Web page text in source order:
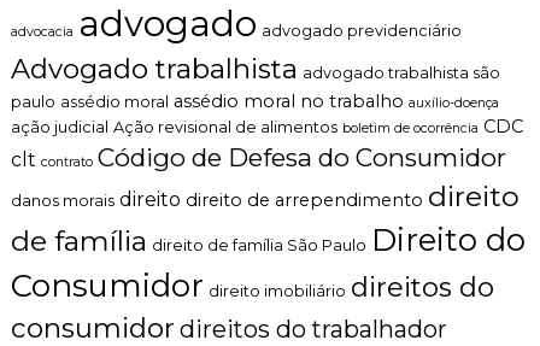
advocacia advogado advogado previdenciário
Advogado trabalhista advogado trabalhista são
paulo assédio moral assédio moral no trabalho auxílio-doença
ação judicial Ação revisional de alimentos boletim de ocorrência CDC
clt contrato Código de Defesa do Consumidor
danos morais direito direito de arrependimento direito
de família direito de família São Paulo Direito do
Consumidor direito imobiliário direitos do
consumidor direitos do trabalhador